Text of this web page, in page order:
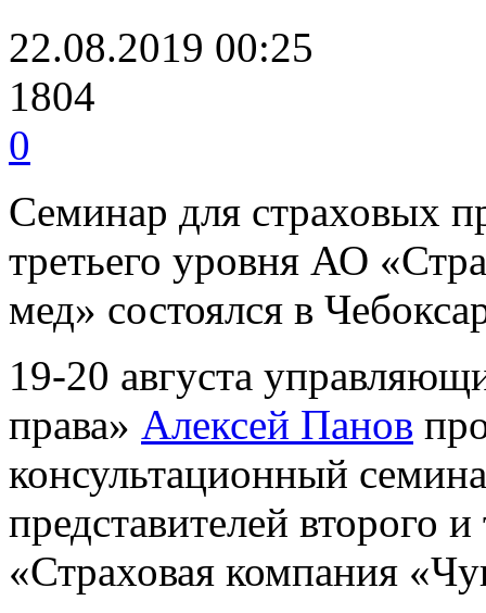
22.08.2019 00:25
1804
0
Семинар для страховых
третьего уровня АО
мед» состоялся в
19-20 августа
права» Алексей Панов
консультационный
представителей второго
«Страховая компания